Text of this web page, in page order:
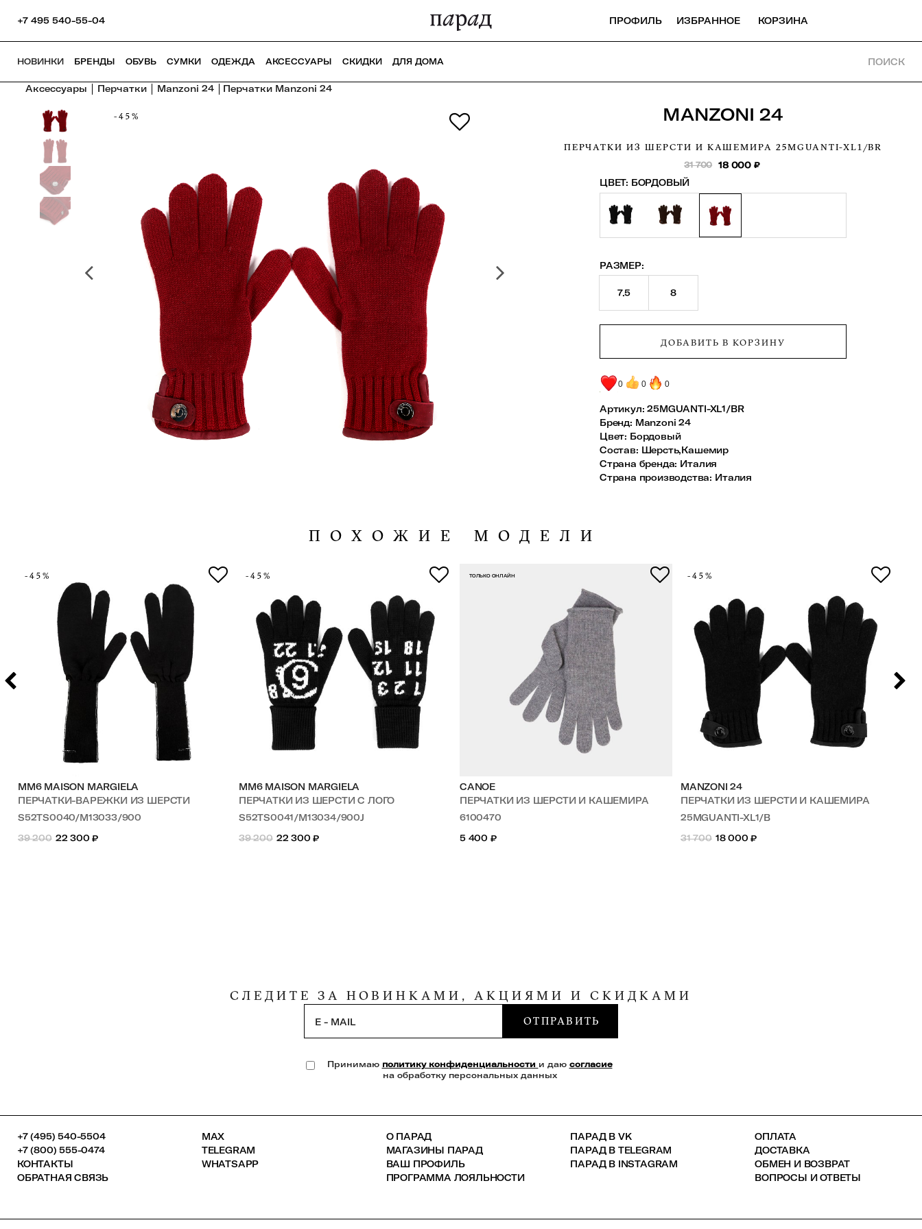
+7 495 540-55-04 ПРОФИЛЬ ИЗБРАННОЕ КОРЗИНА
НОВИНКИ БРЕНДЫ ОБУВЬ СУМКИ ОДЕЖДА АКСЕССУАРЫ СКИДКИ ДЛЯ ДОМА ПОИСК
Аксессуары Перчатки Manzoni 24 Перчатки Manzoni 24
-45% MANZONI 24
ПЕРЧАТКИ ИЗ ШЕРСТИ И КАШЕМИРА 25MGUANTI-XL1/BR
31 700 18 000 ₽
ЦВЕТ: БОРДОВЫЙ
РАЗМЕР:
7.5 8
ДОБАВИТЬ В КОРЗИНУ
0 0 0
Артикул: 25MGUANTI-XL1/BR
Бренд: Manzoni 24
Цвет: Бордовый
Состав: Шерсть,Кашемир
Страна бренда: Италия
Страна производства: Италия
ПОХОЖИЕ МОДЕЛИ
-45%
MM6 MAISON MARGIELA
ПЕРЧАТКИ-ВАРЕЖКИ ИЗ ШЕРСТИ
S52TS0040/M13033/900
39 200
22 300 ₽
-45%
MM6 MAISON MARGIELA
ПЕРЧАТКИ ИЗ ШЕРСТИ С ЛОГО
S52TS0041/M13034/900J
39 200
22 300 ₽
ТОЛЬКО ОНЛАЙН
CANOE
ПЕРЧАТКИ ИЗ ШЕРСТИ И КАШЕМИРА
6100470
5 400 ₽
-45%
MANZONI 24
ПЕРЧАТКИ ИЗ ШЕРСТИ И КАШЕМИРА
25MGUANTI-XL1/B
31 700
18 000 ₽
СЛЕДИТЕ ЗА НОВИНКАМИ, АКЦИЯМИ И СКИДКАМИ
E - MAIL ОТПРАВИТЬ
Принимаю политику конфиденциальности и даю согласие
на обработку персональных данных
+7 (495) 540-5504
+7 (800) 555-0474
КОНТАКТЫ
ОБРАТНАЯ СВЯЗЬ
MAX
TELEGRAM
WHATSAPP
О ПАРАД
МАГАЗИНЫ ПАРАД
ВАШ ПРОФИЛЬ
ПРОГРАММА ЛОЯЛЬНОСТИ
ПАРАД В VK
ПАРАД В TELEGRAM
ПАРАД В INSTAGRAM
ОПЛАТА
ДОСТАВКА
ОБМЕН И ВОЗВРАТ
ВОПРОСЫ И ОТВЕТЫ